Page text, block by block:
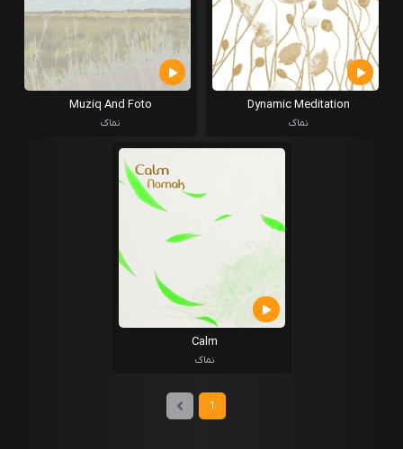
Dynamic Meditation
Instrumental Limited
نماک
Muziq And Foto
نماک
Calm
نماک
1